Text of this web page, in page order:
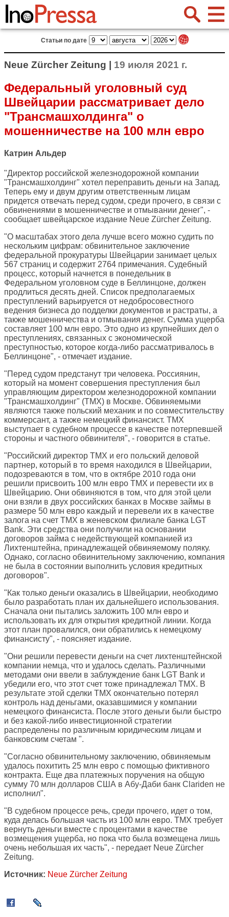
Статьи по дате
Neue Zürcher Zeitung | 19 июля 2021 г.
Федеральный уголовный суд
Швейцарии рассматривает дело
"Трансмашхолдинга" о
мошенничестве на 100 млн евро
Катрин Альдер
"Директор российской железнодорожной компании
"Трансмашхолдинг" хотел переправить деньги на Запад.
Теперь ему и двум другим ответственным лицам
придется отвечать перед судом, среди прочего, в связи с
обвинениями в мошенничестве и отмывании денег", -
сообщает швейцарское издание Neue Zürcher Zeitung.
"О масштабах этого дела лучше всего можно судить по
нескольким цифрам: обвинительное заключение
федеральной прокуратуры Швейцарии занимает целых
567 страниц и содержит 2764 примечания. Судебный
процесс, который начнется в понедельник в
Федеральном уголовном суде в Беллинцоне, должен
продлиться десять дней. Список предполагаемых
преступлений варьируется от недобросовестного
ведения бизнеса до подделки документов и растраты, а
также мошенничества и отмывания денег. Сумма ущерба
составляет 100 млн евро. Это одно из крупнейших дел о
преступлениях, связанных с экономической
преступностью, которое когда-либо рассматривалось в
Беллинцоне", - отмечает издание.
"Перед судом предстанут три человека. Россиянин,
который на момент совершения преступления был
управляющим директором железнодорожной компании
"Трансмашхолдинг" (ТМХ) в Москве. Обвиняемыми
являются также польский механик и по совместительству
коммерсант, а также немецкий финансист. ТМХ
выступает в судебном процессе в качестве потерпевшей
стороны и частного обвинителя", - говорится в статье.
"Российский директор ТМХ и его польский деловой
партнер, который в то время находился в Швейцарии,
подозреваются в том, что в октябре 2010 года они
решили присвоить 100 млн евро ТМХ и перевести их в
Швейцарию. Они обвиняются в том, что для этой цели
они взяли в двух российских банках в Москве займы в
размере 50 млн евро каждый и перевели их в качестве
залога на счет ТМХ в женевском филиале банка LGT
Bank. Эти средства они получили на основании
договоров займа с недействующей компанией из
Лихтенштейна, принадлежащей обвиняемому поляку.
Однако, согласно обвинительному заключению, компания
не была в состоянии выполнить условия кредитных
договоров".
"Как только деньги оказались в Швейцарии, необходимо
было разработать план их дальнейшего использования.
Сначала они пытались заложить 100 млн евро и
использовать их для открытия кредитной линии. Когда
этот план провалился, они обратились к немецкому
финансисту", - поясняет издание.
"Они решили перевести деньги на счет лихтенштейнской
компании немца, что и удалось сделать. Различными
методами они ввели в заблуждение банк LGT Bank и
убедили его, что этот счет тоже принадлежал ТМХ. В
результате этой сделки ТМХ окончательно потерял
контроль над деньгами, оказавшимися у компании
немецкого финансиста. После этого деньги были быстро
и без какой-либо инвестиционной стратегии
распределены по различным юридическим лицам и
банковским счетам ".
"Cогласно обвинительному заключению, обвиняемым
удалось похитить 25 млн евро с помощью фиктивного
контракта. Еще два платежных поручения на общую
сумму 70 млн долларов США в Абу-Даби банк Clariden не
исполнил".
"В судебном процессе речь, среди прочего, идет о том,
куда делась большая часть из 100 млн евро. ТМХ требует
вернуть деньги вместе с процентами в качестве
возмещения ущерба, но пока что была возмещена лишь
очень небольшая их часть", - передает Neue Zürcher
Zeitung.
Источник: Neue Zürcher Zeitung